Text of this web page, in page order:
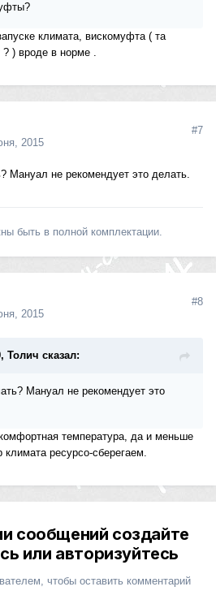
климата, вискомуфта ( та
) вроде в норме .
2015
#7
Мануал не рекомендует это делать.
быть в полной комплектации.
2015
#8
Толич сказал:
Мануал не рекомендует это
температура, да и меньше
климата ресурсо-сберегаем.
сообщений создайте
или авторизуйтесь
чтобы оставить комментарий